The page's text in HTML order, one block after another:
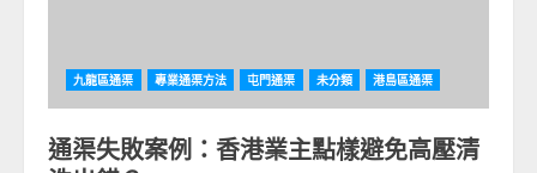
九龍區通渠 專業通渠方法 屯門通渠 未分類 港島區通渠
通渠失敗案例：香港業主點樣避免高壓清